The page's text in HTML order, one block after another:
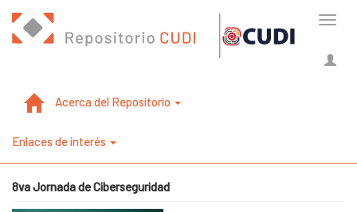
Acerca del Repositorio
Enlaces de interés
8va Jornada de Ciberseguridad